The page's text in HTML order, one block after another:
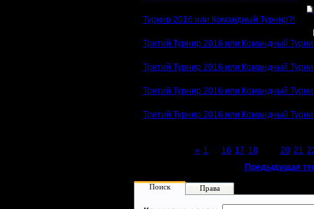
Турнир 2016 или Командный Турнир?!
Третий Турнир 2016 или Командный
Третий Турнир 2016 или Командный
Третий Турнир 2016 или Командный
Третий Турнир 2016 или Командный
« 1 16 17 18 20 21
Предыдущая
Поиск Права